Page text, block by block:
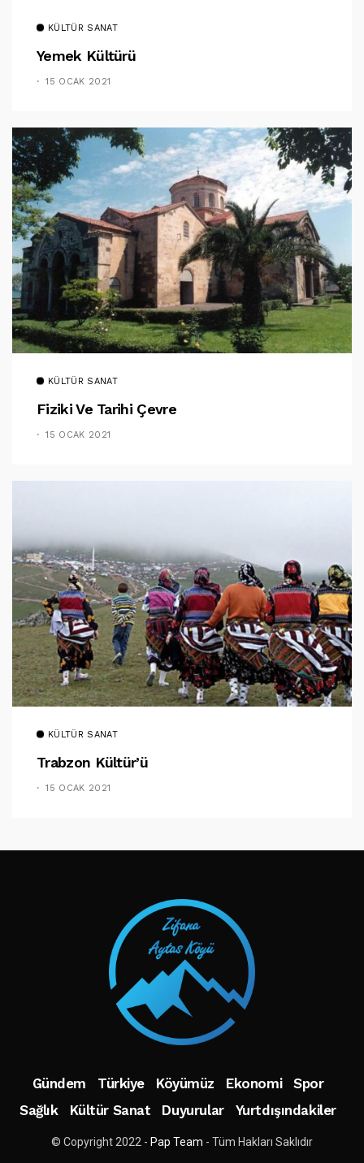
KÜLTÜR SANAT
Yemek Kültürü
15 OCAK 2021
KÜLTÜR SANAT
Fiziki Ve Tarihi Çevre
15 OCAK 2021
KÜLTÜR SANAT
Trabzon Kültür’ü
15 OCAK 2021
TAKIP ET
Gündem Türkiye Köyümüz Ekonomi
Spor
Sağlık
Kültür Sanat Duyurular Yurtdışındakiler
© Copyright 2022 - Pap Team - Tüm Hakları Saklıdır